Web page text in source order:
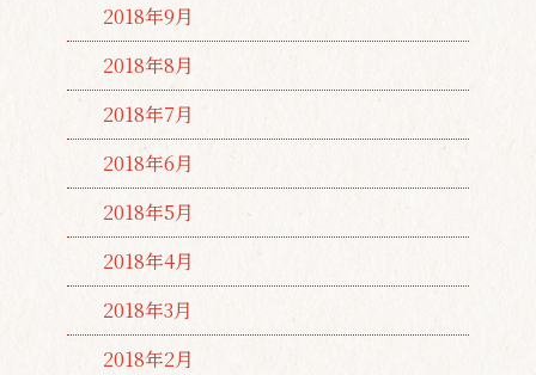
2018年9月
2018年8月
2018年7月
2018年6月
2018年5月
2018年4月
2018年3月
2018年2月